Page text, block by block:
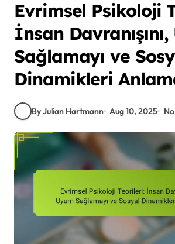
Evrimsel Psikoloji
İnsan
Sağlamayı ve
Dinamikleri
By Julian Hartmann Aug 10, 2025